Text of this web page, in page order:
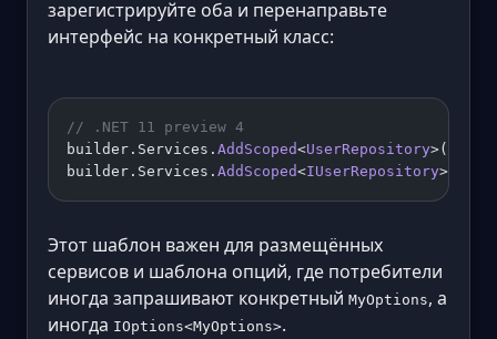
зарегистрируйте оба и перенаправьте
интерфейс на конкретный класс:
// .NET 11 preview 4
builder.Services. AddScoped<UserRepository>();
builder.Services. AddScoped<IUserRepository>(
Этот шаблон важен для размещённых
сервисов и шаблона опций, где потребители
иногда запрашивают конкретный MyOptions, а
иногда IOptions<MyOptions>.